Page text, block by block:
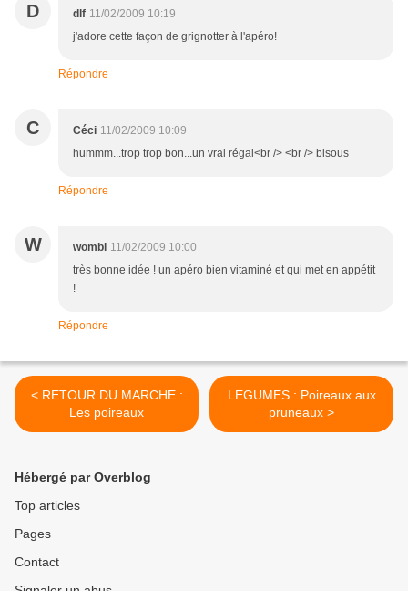
D dlf 11/02/2009 10:19
j'adore cette façon de grignotter à l'apéro!
Répondre
C Céci 11/02/2009 10:09
hummm...trop trop bon...un vrai régal<br /> <br /> bisous
Répondre
W wombi 11/02/2009 10:00
très bonne idée ! un apéro bien vitaminé et qui met en appétit
!
Répondre
< RETOUR DU MARCHE :
Les poireaux
LEGUMES : Poireaux aux
pruneaux >
Hébergé par Overblog
Top articles
Pages
Contact